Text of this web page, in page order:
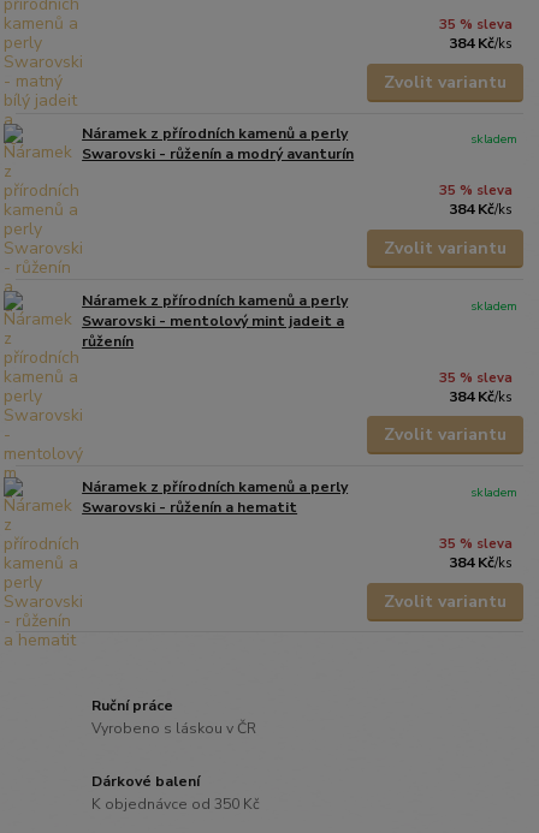
35 % sleva
384 Kč/ks
Zvolit variantu
Náramek z přírodních kamenů a perly
Swarovski - růženín a modrý avanturín
35 % sleva
384 Kč/ks
skladem
Zvolit variantu
Náramek z přírodních kamenů a perly
Swarovski - mentolový mint jadeit a
růženín
35 % sleva
384 Kč/ks
skladem
Zvolit variantu
Náramek z přírodních kamenů a perly
Swarovski - růženín a hematit
35 % sleva
384 Kč/ks
skladem
Zvolit variantu
Ruční práce
Vyrobeno s láskou v ČR
Dárkové balení
K objednávce od 350 Kč